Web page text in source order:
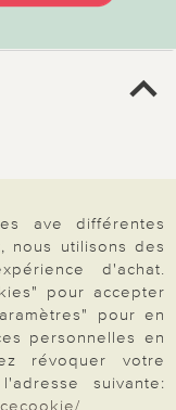
ave différentes
nous utilisons des
d'achat.
pour accepter
pour en
personnelles en
révoquer votre
suivante: